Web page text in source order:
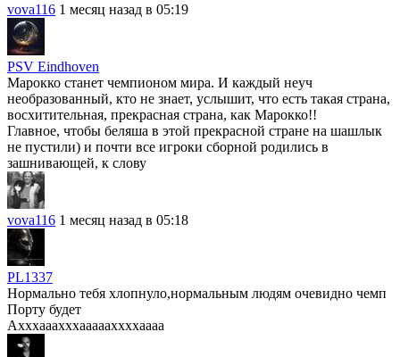
vova116 1 месяц назад в 05:19
PSV Eindhoven
Марокко станет чемпионом мира. И каждый неуч
необразованный, кто не знает, услышит, что есть такая страна,
восхитительная, прекрасная страна, как Марокко!!
Главное, чтобы беляша в этой прекрасной стране на шашлык
не пустили) и почти все игроки сборной родились в
зашнивающей, к слову
vova116 1 месяц назад в 05:18
PL1337
Нормально тебя хлопнуло,нормальным людям очевидно чемп
Порту будет
Ахххааахххаааааххххаааа